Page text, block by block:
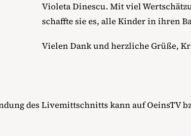
Violeta Dinescu. Mit viel
schaffte sie es, alle Kinder in ihren
Vielen Dank und herzliche Grüße,
des Livemittschnitts kann auf OeinsTV